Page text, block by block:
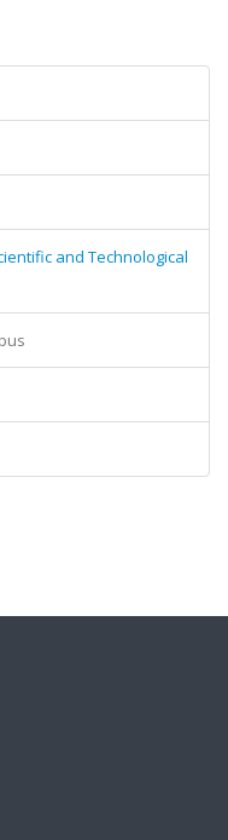
and Technological